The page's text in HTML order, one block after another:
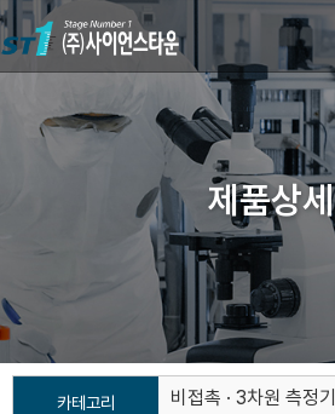
제품상세
카테고리 비접촉 · 3차원 측정기